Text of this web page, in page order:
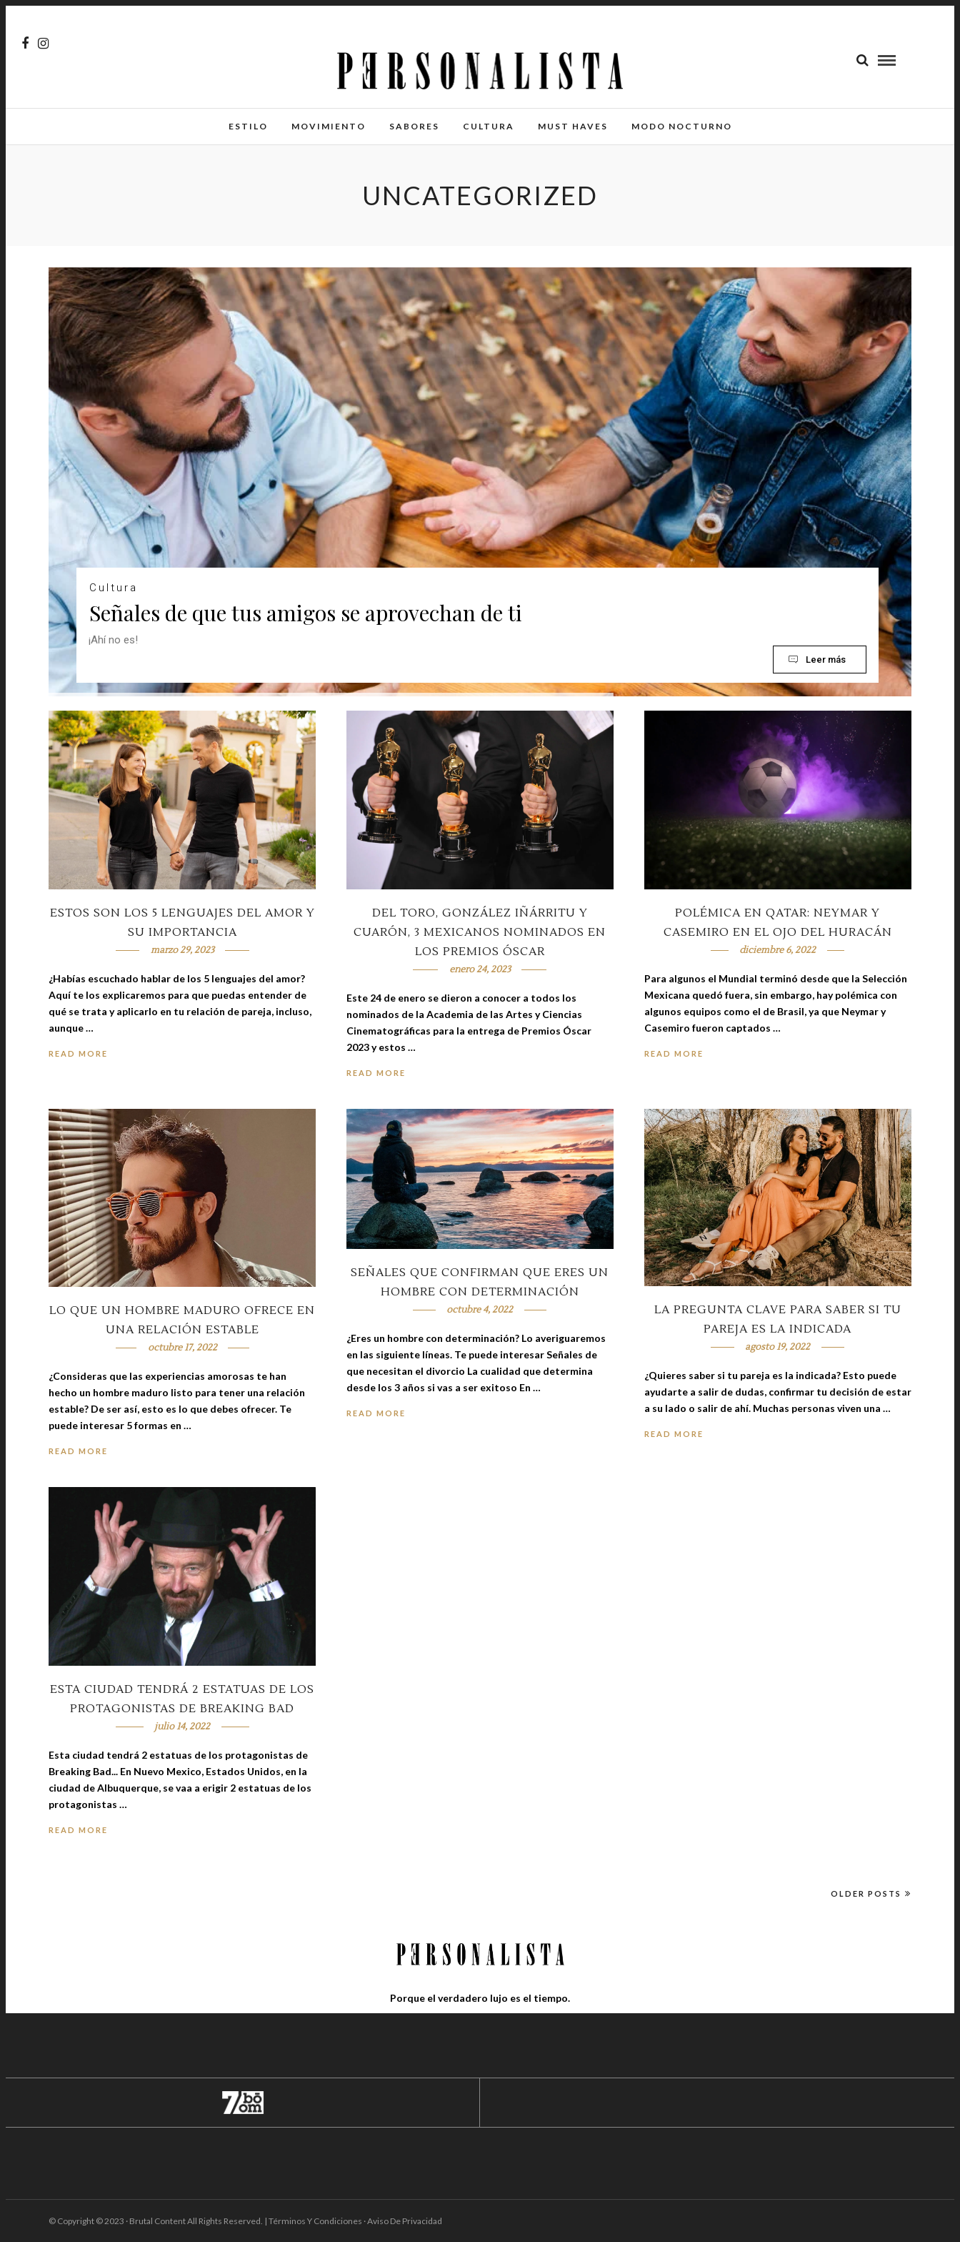
ESTILO MOVIMIENTO SABORES CULTURA MUST HAVES MODO NOCTURNO
UNCATEGORIZED
Señales de que tus amigos se aprovechan de ti
Cultura
¡Ahí no es!
Leer más
ESTOS SON LOS 5 LENGUAJES DEL AMOR Y
SU IMPORTANCIA
marzo 29, 2023
¿Habías escuchado hablar de los 5 lenguajes del amor?
Aquí te los explicaremos para que puedas entender de
qué se trata y aplicarlo en tu relación de pareja, incluso,
aunque …
READ MORE
DEL TORO, GONZÁLEZ IÑÁRRITU Y
CUARÓN, 3 MEXICANOS NOMINADOS EN
LOS PREMIOS ÓSCAR
enero 24, 2023
Este 24 de enero se dieron a conocer a todos los
nominados de la Academia de las Artes y Ciencias
Cinematográficas para la entrega de Premios Óscar
2023 y estos …
READ MORE
POLÉMICA EN QATAR: NEYMAR Y
CASEMIRO EN EL OJO DEL HURACÁN
diciembre 6, 2022
Para algunos el Mundial terminó desde que la Selección
Mexicana quedó fuera, sin embargo, hay polémica con
algunos equipos como el de Brasil, ya que Neymar y
Casemiro fueron captados …
READ MORE
LO QUE UN HOMBRE MADURO OFRECE EN
UNA RELACIÓN ESTABLE
octubre 17, 2022
¿Consideras que las experiencias amorosas te han
hecho un hombre maduro listo para tener una relación
estable? De ser así, esto es lo que debes ofrecer. Te
puede interesar 5 formas en …
READ MORE
SEÑALES QUE CONFIRMAN QUE ERES UN
HOMBRE CON DETERMINACIÓN
octubre 4, 2022
¿Eres un hombre con determinación? Lo averiguaremos
en las siguiente líneas. Te puede interesar Señales de
que necesitan el divorcio La cualidad que determina
desde los 3 años si vas a ser exitoso En …
READ MORE
LA PREGUNTA CLAVE PARA SABER SI TU
PAREJA ES LA INDICADA
agosto 19, 2022
¿Quieres saber si tu pareja es la indicada? Esto puede
ayudarte a salir de dudas, confirmar tu decisión de estar
a su lado o salir de ahí. Muchas personas viven una …
READ MORE
ESTA CIUDAD TENDRÁ 2 ESTATUAS DE LOS
PROTAGONISTAS DE BREAKING BAD
julio 14, 2022
Esta ciudad tendrá 2 estatuas de los protagonistas de
Breaking Bad... En Nuevo Mexico, Estados Unidos, en la
ciudad de Albuquerque, se vaa a erigir 2 estatuas de los
protagonistas …
READ MORE
OLDER POSTS
Porque el verdadero lujo es el tiempo.
© Copyright © 2023 · Brutal Content All Rights Reserved. | Términos Y Condiciones · Aviso De Privacidad